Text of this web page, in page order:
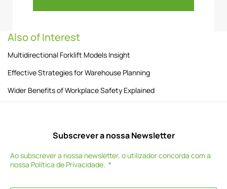
Also of Interest
Multidirectional Forklift Models Insight
Effective Strategies for Warehouse Planning
Wider Benefits of Workplace Safety Explained
Subscrever a nossa Newsletter
Ao subscrever a nossa newsletter, o utilizador concorda com a
nossa Política de Privacidade.